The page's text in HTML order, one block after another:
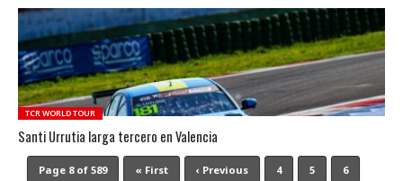
TCR WORLD TOUR
Santi Urrutia larga tercero en Valencia
Page 8 of 589 « First ‹ Previous 4 5 6